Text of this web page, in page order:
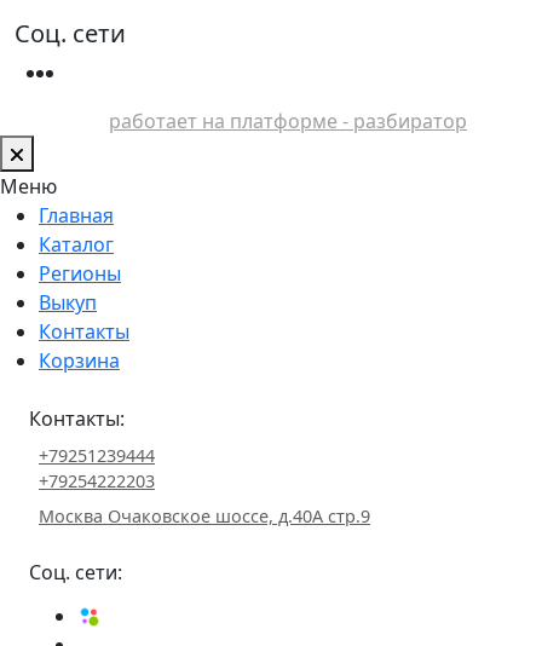
Соц. сети
работает на платформе - разбиратор
Меню
Главная
Каталог
Регионы
Выкуп
Контакты
Корзина
Контакты:
+79251239444
+79254222203
Москва Очаковское шоссе, д.40А стр.9
Соц. сети: